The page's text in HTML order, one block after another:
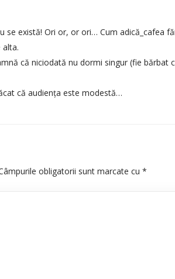
se există! Ori or, or ori… Cum adică_cafea
alta.
că niciodată nu dormi singur (fie bărbat
că audiența este modestă…
obligatorii sunt marcate cu *